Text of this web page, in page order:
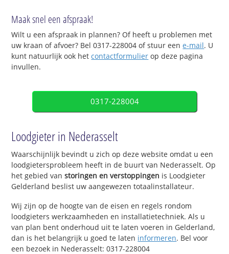
Maak snel een afspraak!
Wilt u een afspraak in plannen? Of heeft u problemen met
uw kraan of afvoer? Bel 0317-228004 of stuur eene-mail. U
kunt natuurlijk ook hetcontactformulier op deze pagina
invullen.
0317-228004
Loodgieter in Nederasselt
Waarschijnlijk bevindt u zich op deze website omdat u een
loodgietersprobleem heeft in de buurt van Nederasselt. Op
het gebied vanstoringen en verstoppingen is Loodgieter
Gelderland beslist uw aangewezen totaalinstallateur.
Wij zijn op de hoogte van de eisen en regels rondom
loodgieters werkzaamheden en installatietechniek. Als u
van plan bent onderhoud uit te laten voeren in Gelderland,
dan is het belangrijk u goed te laten informeren. Bel voor
een bezoek in Nederasselt: 0317-228004